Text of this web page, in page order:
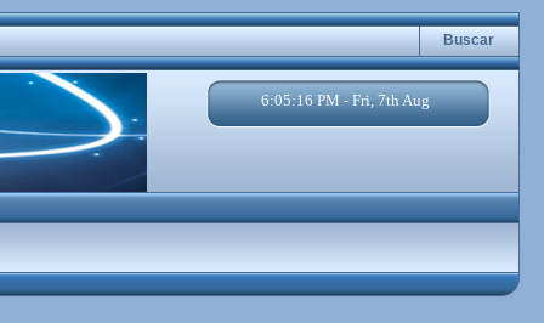
Buscar
6:05:16 PM - Fri, 7th Aug